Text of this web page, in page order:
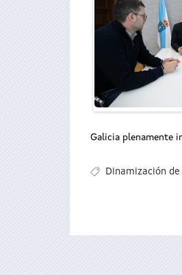
Galicia plenamente
Dinamización